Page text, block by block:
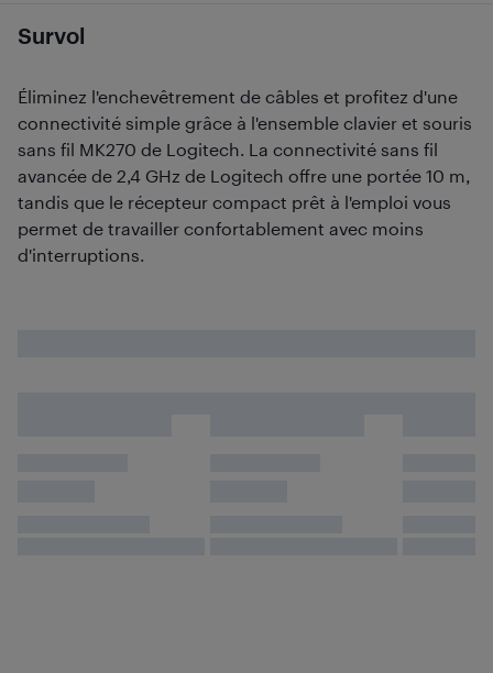
Survol
Éliminez l'enchevêtrement de câbles et profitez d'une
connectivité simple grâce à l'ensemble clavier et souris
sans fil MK270 de Logitech. La connectivité sans fil
avancée de 2,4 GHz de Logitech offre une portée 10 m,
tandis que le récepteur compact prêt à l'emploi vous
permet de travailler confortablement avec moins
d'interruptions.